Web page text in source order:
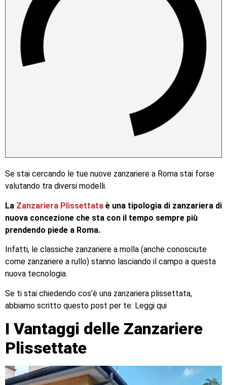
Se stai cercando le tue nuove zanzariere a Roma stai forse
valutando tra diversi modelli.
La Zanzariera Plissettata è una tipologia di zanzariera di
nuova concezione che sta con il tempo sempre più
prendendo piede a Roma.
Infatti, le classiche zanzariere a molla (anche conosciute
come zanzariere a rullo) stanno lasciando il campo a questa
nuova tecnologia.
Se ti stai chiedendo cos’è una zanzariera plissettata,
abbiamo scritto questo post per te: Leggi qui
I Vantaggi delle Zanzariere
Plissettate